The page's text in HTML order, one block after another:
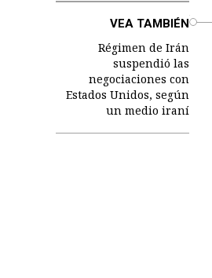
VEA TAMBIÉN
Régimen de Irán
suspendió las
negociaciones con
Estados Unidos, según
un medio iraní